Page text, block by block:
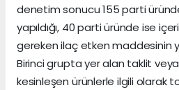
denetim sonucu 155 parti
yapıldığı, 40 parti üründe ise
gereken ilaç etken maddesinin
Birinci grupta yer alan taklit veya
kesinleşen ürünlerle ilgili olarak